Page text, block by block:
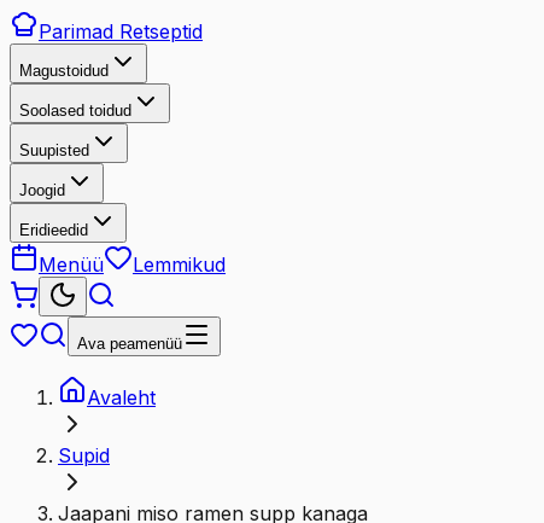
Parimad Retseptid
Magustoidud
Soolased toidud
Suupisted
Joogid
Eridieedid
Menüü Lemmikud
Ava peamenüü
Avaleht
Supid
Jaapani miso ramen supp kanaga